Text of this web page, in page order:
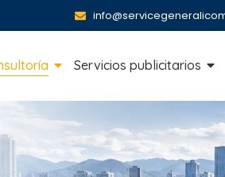
Servicios publicitarios